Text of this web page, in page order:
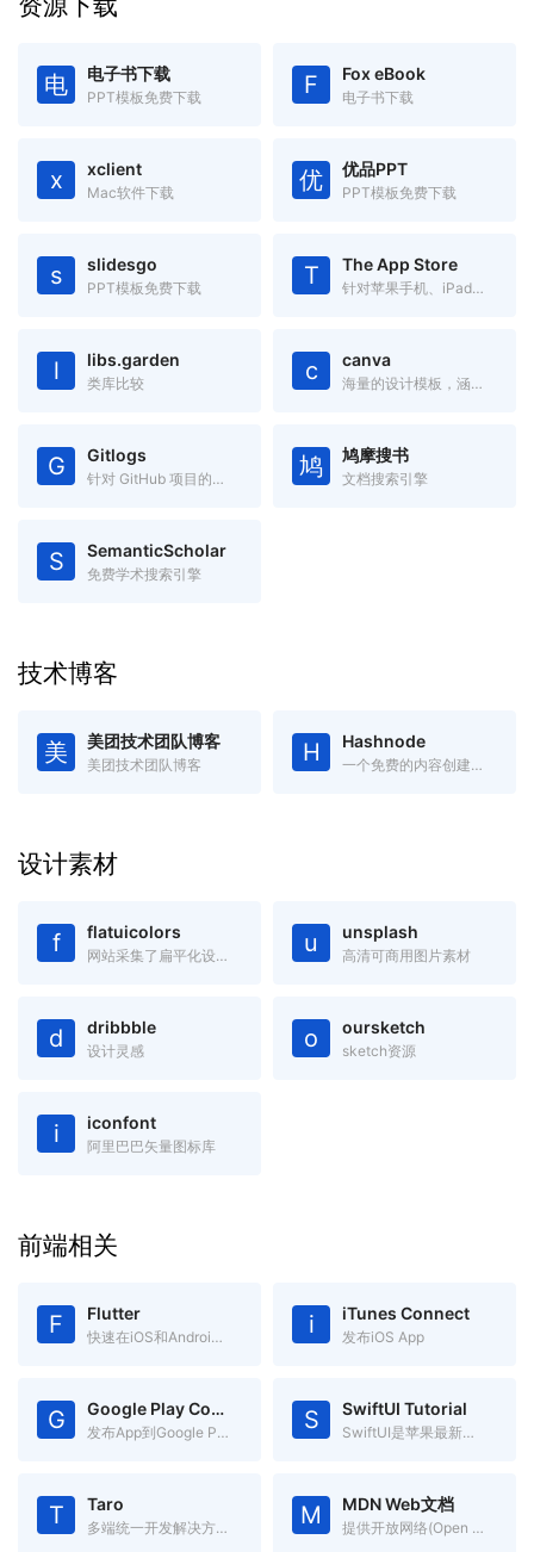
电 电子书下载
PPT模板免费下载 F Fox eBook
电子书下载
x xclient
Mac软件下载 优 优品PPT
PPT模板免费下载
s slidesgo
PPT模板免费下载 T The App Store
针对苹果手机、iPad、Mac 设备的应用搜索工具
l libs.garden
类库比较 c canva
海量的设计模板，涵盖海报、简历、名片、邀请函、Logo、PPT模板
G Gitlogs
针对 GitHub 项目的搜索引擎 鸠 鸠摩搜书
文档搜索引擎
S SemanticScholar
免费学术搜索引擎
技术博客
美 美团技术团队博客
美团技术团队博客 H Hashnode
一个免费的内容创建平台和社区，你可以在自己的域中发布文章
设计素材
f flatuicolors
网站采集了扁平化设计中最受欢迎的色彩，绝对是您进行扁平设计的必备工具，可以吸取复制任何你看中的色彩。 u unsplash
高清可商用图片素材
d dribbble
设计灵感 o oursketch
sketch资源
i iconfont
阿里巴巴矢量图标库
前端相关
F Flutter
快速在iOS和Android上构建高质量的原生用户界面 i iTunes Connect
发布iOS App
G Google Play Console
发布App到Google Play S SwiftUI Tutorial
SwiftUI是苹果最新推出的app声明式开发框架，跨Apple平台
T Taro
多端统一开发解决方案 一处代码，多处运行 M MDN Web文档
提供开放网络(Open Web)技术有关的信息